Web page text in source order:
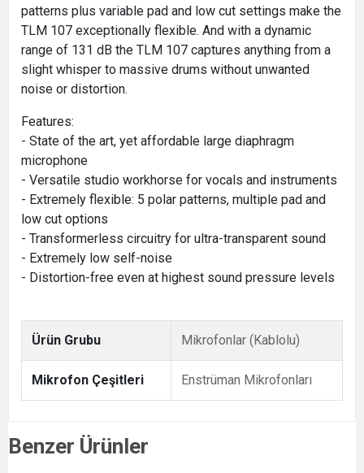
patterns plus variable pad and low cut settings make the
TLM 107 exceptionally flexible. And with a dynamic
range of 131 dB the TLM 107 captures anything from a
slight whisper to massive drums without unwanted
noise or distortion.
Features:
- State of the art, yet affordable large diaphragm
microphone
- Versatile studio workhorse for vocals and instruments
- Extremely flexible: 5 polar patterns, multiple pad and
low cut options
- Transformerless circuitry for ultra-transparent sound
- Extremely low self-noise
- Distortion-free even at highest sound pressure levels
Ürün Grubu Mikrofonlar (Kablolu)
Mikrofon Çeşitleri Enstrüman Mikrofonları
Benzer Ürünler